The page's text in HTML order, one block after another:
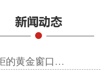
的黄金窗口…